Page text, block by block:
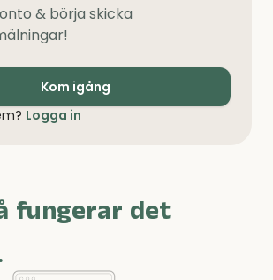
& börja skicka
Kom igång
Logga in
fungerar det